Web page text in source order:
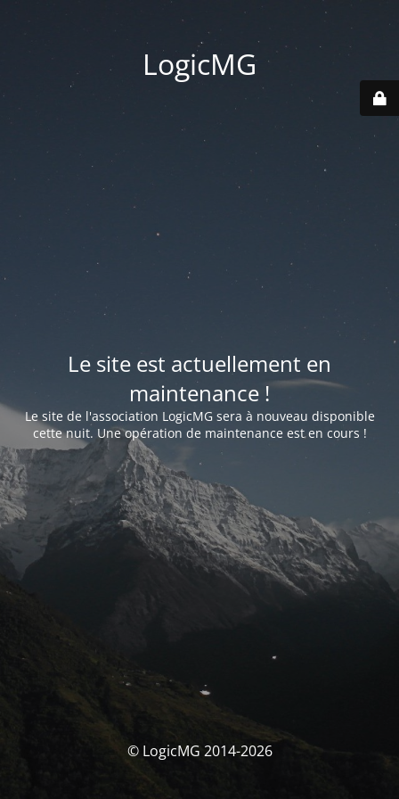
LogicMG
Le site est actuellement en
maintenance !
Le site de l'association LogicMG sera à nouveau disponible
cette nuit. Une opération de maintenance est en cours !
© LogicMG 2014-2026